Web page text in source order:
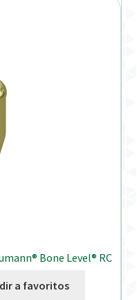
Bone Level® RC
a favoritos